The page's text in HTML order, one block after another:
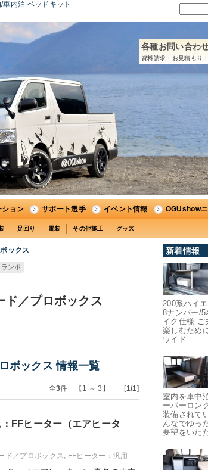
内泊 ベッドキット
各種お問い合わ
資料請求・お見積もり
ション サポート選手 イベント情報 OGUshow
足回り 電装 その他施工 グッズ
ックス
ンポ
ド／プロボックス
ボックス 情報一覧
全3件 【1 ～ 3】 [1/1]
FFヒーター（エアヒータ
ド／プロボックス, FFヒーター：汎用
新着情報
200系ハイ
8ナンバー/5
イク仕様 ご
楽しむため
ワイド
室内を車中
ーパーロン
装備されて
んなでゆっ
要望をいた